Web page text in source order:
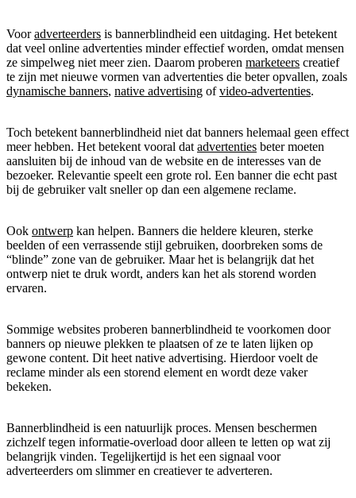
Vooradverteerders is bannerblindheid een uitdaging. Het betekent
dat veel online advertenties minder effectief worden, omdat mensen
ze simpelweg niet meer zien. Daarom proberen marketeers creatief
te zijn met nieuwe vormen van advertenties die beter opvallen, zoals
dynamische banners, native advertising ofvideo-advertenties.
Toch betekent bannerblindheid niet dat banners helemaal geen effect
meer hebben. Het betekent vooral dat advertenties beter moeten
aansluiten bij de inhoud van de website en de interesses van de
bezoeker. Relevantie speelt een grote rol. Een banner die echt past
bij de gebruiker valt sneller op dan een algemene reclame.
Ook ontwerp kan helpen. Banners die heldere kleuren, sterke
beelden of een verrassende stijl gebruiken, doorbreken soms de
“blinde” zone van de gebruiker. Maar het is belangrijk dat het
ontwerp niet te druk wordt, anders kan het als storend worden
ervaren.
Sommige websites proberen bannerblindheid te voorkomen door
banners op nieuwe plekken te plaatsen of ze te laten lijken op
gewone content. Dit heet native advertising. Hierdoor voelt de
reclame minder als een storend element en wordt deze vaker
bekeken.
Bannerblindheid is een natuurlijk proces. Mensen beschermen
zichzelf tegen informatie-overload door alleen te letten op wat zij
belangrijk vinden. Tegelijkertijd is het een signaal voor
adverteerders om slimmer en creatiever te adverteren.